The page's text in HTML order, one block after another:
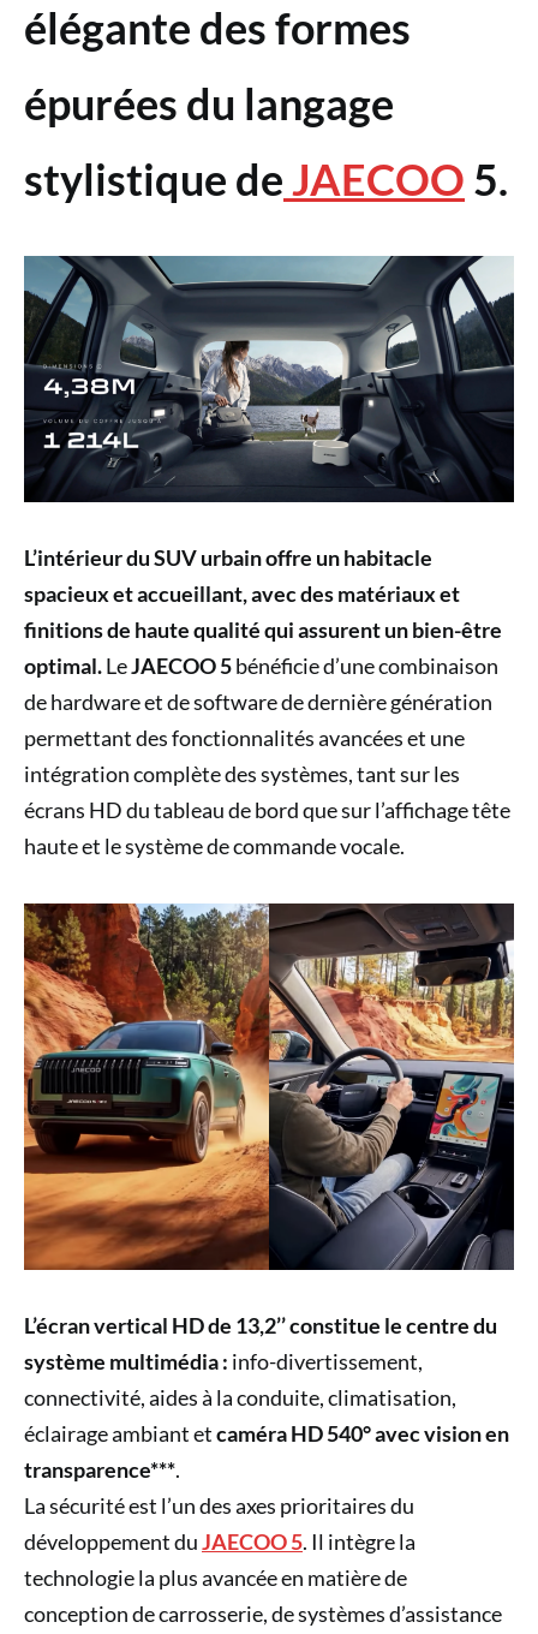
élégante des formes
épurées du langage
stylistique deJAECOO 5.
L’intérieur du SUV urbain offre un habitacle
spacieux et accueillant, avec des matériaux et
finitions de haute qualité qui assurent un bien-être
optimal.LeJAECOO 5bénéficie d’une combinaison
de hardware et de software de dernière génération
permettant des fonctionnalités avancées et une
intégration complète des systèmes, tant sur les
écrans HD du tableau de bord que sur l’affichage tête
haute et le système de commande vocale.
L’écran vertical HD de 13,2’’ constitue le centre du
système multimédia : info-divertissement,
connectivité, aides à la conduite, climatisation,
éclairage ambiant etcaméra HD 540° avec vision en
transparence***.
La sécurité est l’un des axes prioritaires du
développement duJAECOO 5. Il intègre la
technologie la plus avancée en matière de
conception de carrosserie, de systèmes d’assistance